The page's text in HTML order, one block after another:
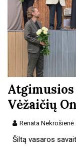
Vėžaičių
Renata Nekrošienė
Šiltą vasaros